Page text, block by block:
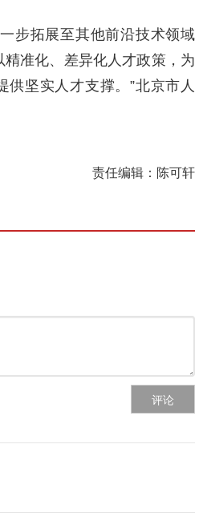
步拓展至其他前沿技术领域
准化、差异化人才政策，为
供坚实人才支撑。”北京市人
责任编辑：陈可轩
评论